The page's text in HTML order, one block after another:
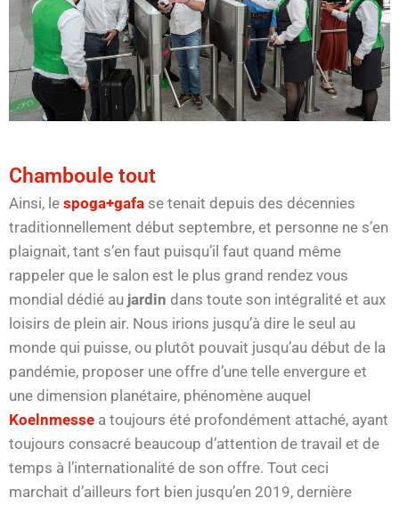
Chamboule tout
Ainsi, le spoga+gafa se tenait depuis des décennies
traditionnellement début septembre, et personne ne s’en
plaignait, tant s’en faut puisqu’il faut quand même
rappeler que le salon est le plus grand rendez vous
mondial dédié au jardin dans toute son intégralité et aux
loisirs de plein air. Nous irions jusqu’à dire le seul au
monde qui puisse, ou plutôt pouvait jusqu’au début de la
pandémie, proposer une offre d’une telle envergure et
une dimension planétaire, phénomène auquel
Koelnmesse a toujours été profondément attaché, ayant
toujours consacré beaucoup d’attention de travail et de
temps à l’internationalité de son offre. Tout ceci
marchait d’ailleurs fort bien jusqu’en 2019, dernière